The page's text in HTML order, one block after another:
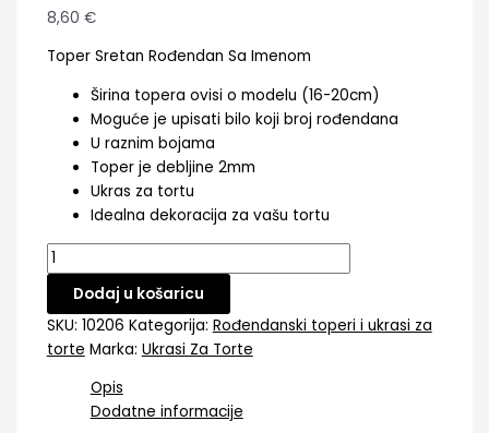
8,60 €
Toper Sretan Rođendan Sa Imenom
Širina topera ovisi o modelu (16-20cm)
Moguće je upisati bilo koji broj rođendana
U raznim bojama
Toper je debljine 2mm
Ukras za tortu
Idealna dekoracija za vašu tortu
Dodaj u košaricu
SKU: 10206 Kategorija: Rođendanski toperi i ukrasi za
torte Marka: Ukrasi Za Torte
Opis
Dodatne informacije